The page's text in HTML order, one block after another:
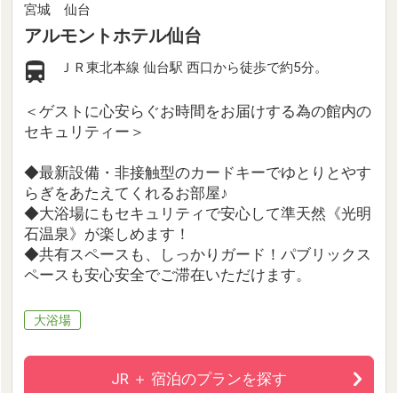
宮城 仙台
アルモントホテル仙台
ＪＲ東北本線 仙台駅 西口から徒歩で約5分。
＜ゲストに心安らぐお時間をお届けする為の館内の
セキュリティー＞
◆最新設備・非接触型のカードキーでゆとりとやす
らぎをあたえてくれるお部屋♪
◆大浴場にもセキュリティで安心して準天然《光明
石温泉》が楽しめます！
◆共有スペースも、しっかりガード！パブリックス
ペースも安心安全でご滞在いただけます。
大浴場
JR ＋ 宿泊のプランを探す